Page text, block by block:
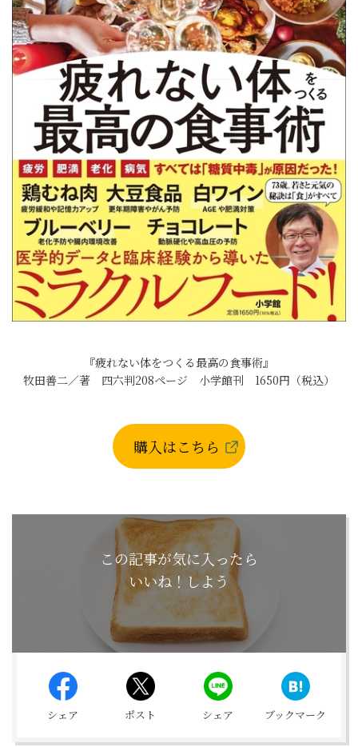
『疲れない体をつくる最高の食事術』
牧田善二／著 四六判208ページ 小学館刊 1650円（税込）
購入はこちら
この記事が気に入ったら
いいね！しよう
シェア ポスト シェア ブックマーク